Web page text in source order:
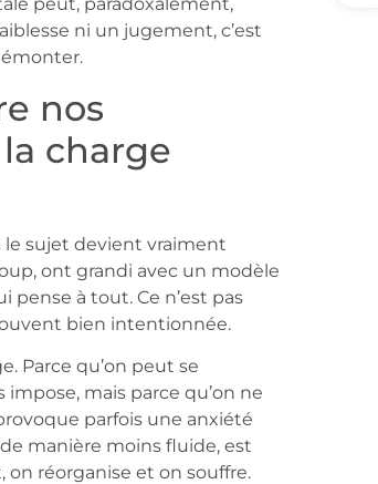
ni un jugement, c’est
nos
charge
le sujet devient vraiment
ont grandi avec un modèle
pense à tout. Ce n’est pas
bien intentionnée.
Parce qu’on peut se
mais parce qu’on ne
parfois une anxiété
manière moins fluide, est
on réorganise et on souffre.